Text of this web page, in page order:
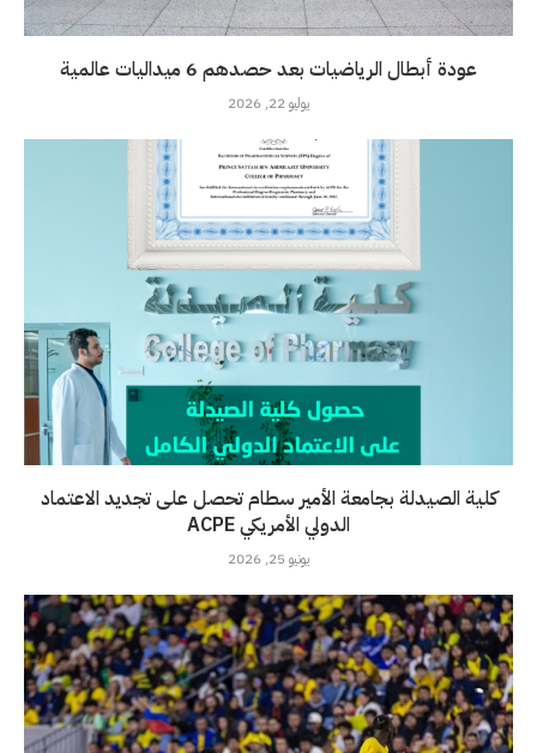
عودة أبطال الرياضيات بعد حصدهم 6 ميداليات عالمية
يوليو 22, 2026
كلية الصيدلة بجامعة الأمير سطام تحصل على تجديد الاعتماد
الدولي الأمريكي ACPE
يونيو 25, 2026